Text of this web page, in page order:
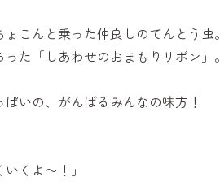
こんと乗った仲良しのてんとう虫。
た「しあわせのおまもりリボン」。
いの、がんばるみんなの味方！
くよ〜！」